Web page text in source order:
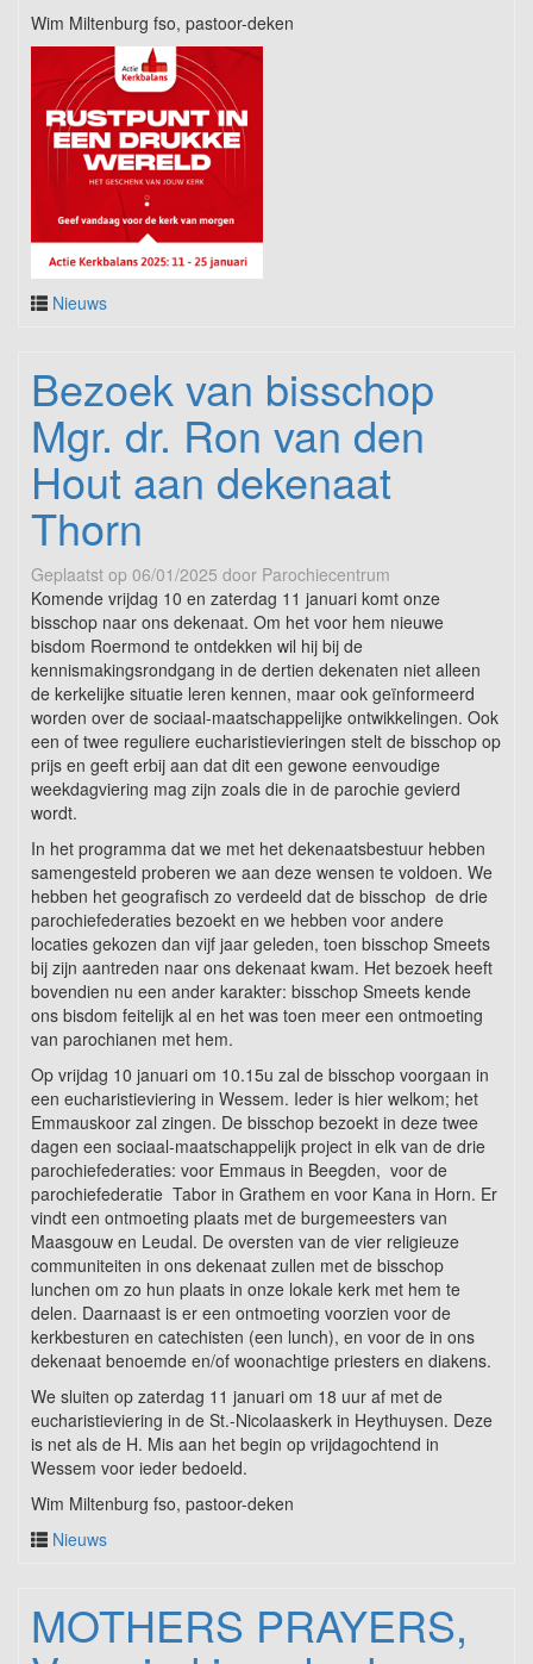
Wim Miltenburg fso, pastoor-deken
Nieuws
Bezoek van bisschop
Mgr. dr. Ron van den
Hout aan dekenaat
Thorn
Geplaatst op 06/01/2025 door Parochiecentrum
Komende vrijdag 10 en zaterdag 11 januari komt onze
bisschop naar ons dekenaat. Om het voor hem nieuwe
bisdom Roermond te ontdekken wil hij bij de
kennismakingsrondgang in de dertien dekenaten niet alleen
de kerkelijke situatie leren kennen, maar ook geïnformeerd
worden over de sociaal-maatschappelijke ontwikkelingen. Ook
een of twee reguliere eucharistievieringen stelt de bisschop op
prijs en geeft erbij aan dat dit een gewone eenvoudige
weekdagviering mag zijn zoals die in de parochie gevierd
wordt.
In het programma dat we met het dekenaatsbestuur hebben
samengesteld proberen we aan deze wensen te voldoen. We
hebben het geografisch zo verdeeld dat de bisschop de drie
parochiefederaties bezoekt en we hebben voor andere
locaties gekozen dan vijf jaar geleden, toen bisschop Smeets
bij zijn aantreden naar ons dekenaat kwam. Het bezoek heeft
bovendien nu een ander karakter: bisschop Smeets kende
ons bisdom feitelijk al en het was toen meer een ontmoeting
van parochianen met hem.
Op vrijdag 10 januari om 10.15u zal de bisschop voorgaan in
een eucharistieviering in Wessem. Ieder is hier welkom; het
Emmauskoor zal zingen. De bisschop bezoekt in deze twee
dagen een sociaal-maatschappelijk project in elk van de drie
parochiefederaties: voor Emmaus in Beegden, voor de
parochiefederatie Tabor in Grathem en voor Kana in Horn. Er
vindt een ontmoeting plaats met de burgemeesters van
Maasgouw en Leudal. De oversten van de vier religieuze
communiteiten in ons dekenaat zullen met de bisschop
lunchen om zo hun plaats in onze lokale kerk met hem te
delen. Daarnaast is er een ontmoeting voorzien voor de
kerkbesturen en catechisten (een lunch), en voor de in ons
dekenaat benoemde en/of woonachtige priesters en diakens.
We sluiten op zaterdag 11 januari om 18 uur af met de
eucharistieviering in de St.-Nicolaaskerk in Heythuysen. Deze
is net als de H. Mis aan het begin op vrijdagochtend in
Wessem voor ieder bedoeld.
Wim Miltenburg fso, pastoor-deken
Nieuws
MOTHERS PRAYERS,